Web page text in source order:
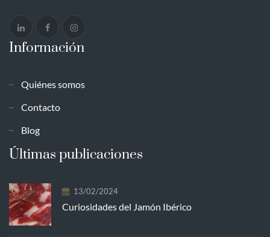
Información
Quiénes somos
Contacto
Blog
Últimas publicaciones
13/02/2024
Curiosidades del Jamón Ibérico